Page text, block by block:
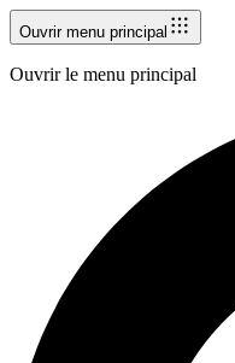
Ouvrir menu principal
Ouvrir le menu principal